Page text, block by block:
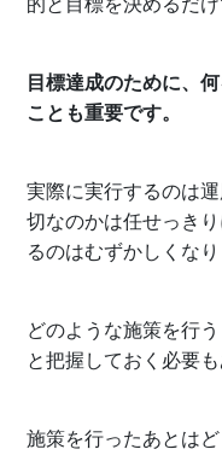
目標達成のために、
ことも重要です。
実際に実行するのは
切なのかは任せっき
るのはむずかしくなり
どのような施策を行
と把握しておく必要も
施策を行ったあとは